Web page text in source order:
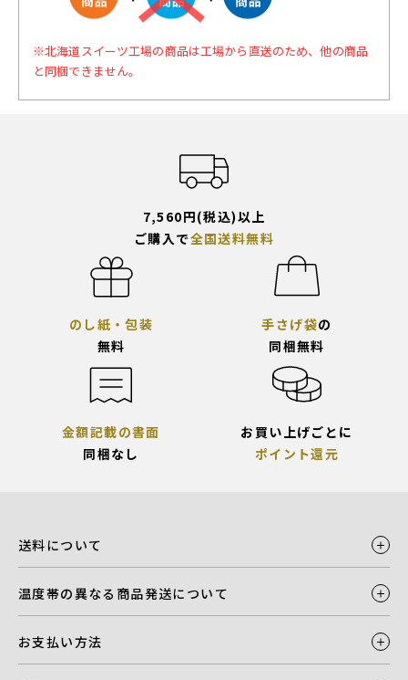
※北海道スイーツ工場の商品は工場から直送のため、他の商品
と同梱できません。
7,560円(税込)以上
ご購入で全国送料無料
のし紙・包装
無料
手さげ袋の
同梱無料
金額記載の書面
同梱なし
お買い上げごとに
ポイント還元
送料について
温度帯の異なる商品発送について
お支払い方法